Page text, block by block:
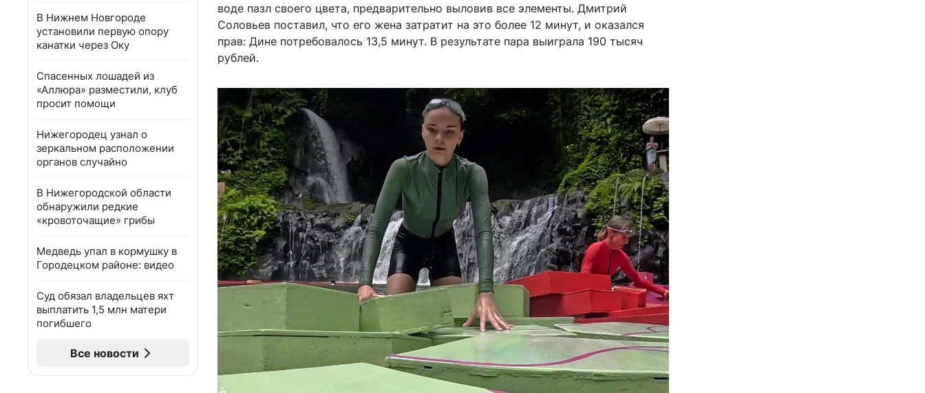
В Нижнем Новгороде
установили первую опору
канатки через Оку
Спасенных лошадей из
«Аллюра» разместили, клуб
просит помощи
Нижегородец узнал о
зеркальном расположении
органов случайно
В Нижегородской области
обнаружили редкие
«кровоточащие» грибы
Медведь упал в кормушку в
Городецком районе: видео
Суд обязал владельцев яхт
выплатить 1,5 млн матери
погибшего
Все новости
воде пазл своего цвета, предварительно выловив все элементы. Дмитрий
Соловьев поставил, что его жена затратит на это более 12 минут, и оказался
прав: Дине потребовалось 13,5 минут. В результате пара выиграла 190 тысяч
рублей.